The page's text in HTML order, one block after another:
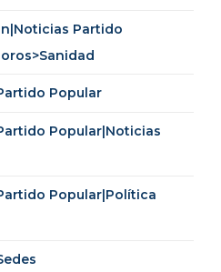
Partido
Popular
Popular|Noticias
Popular|Política